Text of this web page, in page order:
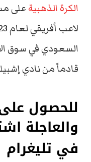
الكرة الذهبيةعلى
السعودي في سوق
قادماً من نادي
للحصول على
والعاجلة
في تليغرام